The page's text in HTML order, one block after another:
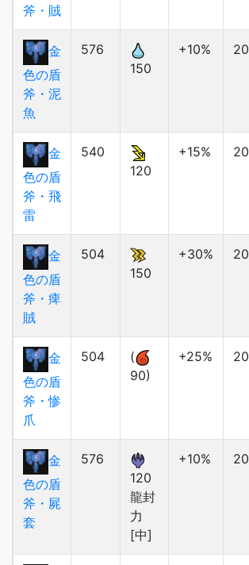
斧・賊
金
色の盾
斧・泥
魚
576
150
+10% 20
金
色の盾
斧・飛
雷
540
120
+15% 20
金
色の盾
斧・痺
賊
504
150
+30% 20
金
色の盾
斧・惨
爪
504
(
90)
+25% 20
金
色の盾
斧・屍
套
576
120
龍封
力
[中]
+10% 20